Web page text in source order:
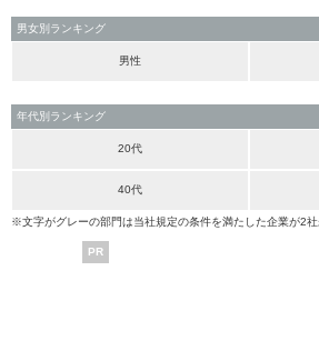
男女別ランキング
男性
年代別ランキング
20代
40代
※文字がグレーの部門は当社規定の条件を満たした企業が2社
PR